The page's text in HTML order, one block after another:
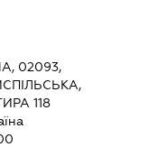
02093,
118